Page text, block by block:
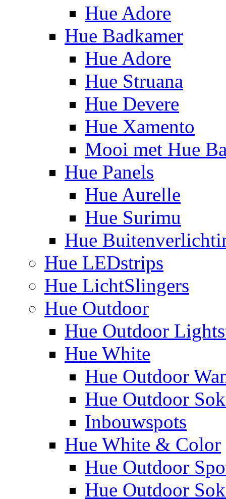
Hue Adore
Hue Badkamer
Hue Adore
Hue Struana
Hue Devere
Hue Xamento
Mooi met Hue
Hue Panels
Hue Aurelle
Hue Surimu
Hue
Hue LEDstrips
Hue LichtSlingers
Hue Outdoor
Hue Outdoor
Hue White
Hue Outdoor
Hue Outdoor
Inbouwspots
Hue White & Color
Hue Outdoor
Hue Outdoor